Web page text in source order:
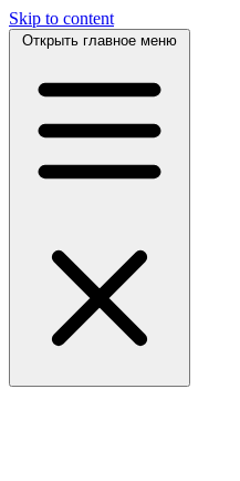
Skip to content
Открыть главное меню